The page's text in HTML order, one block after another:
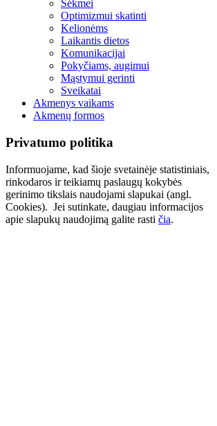
Sėkmei
Optimizmui skatinti
Kelionėms
Laikantis dietos
Komunikacijai
Pokyčiams, augimui
Mąstymui gerinti
Sveikatai
Akmenys vaikams
Akmenų formos
Privatumo politika
Informuojame, kad šioje svetainėje statistiniais,
rinkodaros ir teikiamų paslaugų kokybės
gerinimo tikslais naudojami slapukai (angl.
Cookies). Jei sutinkate, daugiau informacijos
apie slapukų naudojimą galite rasti čia.